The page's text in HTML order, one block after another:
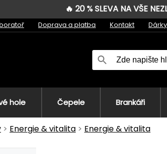
🔥 20 % SLEVA NA VŠE
Doprava a platba Kontakt Dárky
hole Čepele Brankáři
Energie & vitalita Energie & vitalita